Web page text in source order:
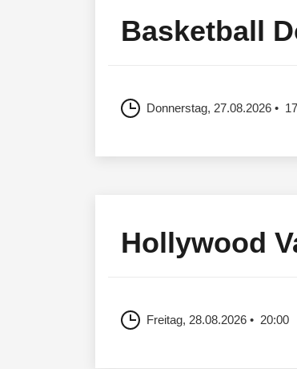
Basketball
Donnerstag, 27.08.2026
Hollywood
Freitag, 28.08.2026 20:00